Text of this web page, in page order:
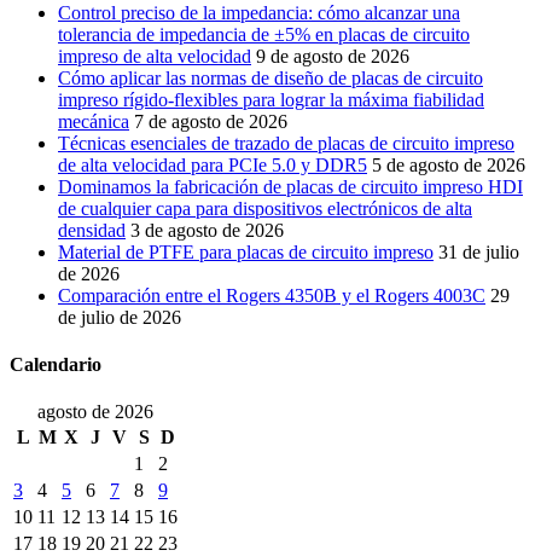
Control preciso de la impedancia: cómo alcanzar una
tolerancia de impedancia de ±5% en placas de circuito
impreso de alta velocidad 9 de agosto de 2026
Cómo aplicar las normas de diseño de placas de circuito
impreso rígido-flexibles para lograr la máxima fiabilidad
mecánica 7 de agosto de 2026
Técnicas esenciales de trazado de placas de circuito impreso
de alta velocidad para PCIe 5.0 y DDR5 5 de agosto de 2026
Dominamos la fabricación de placas de circuito impreso HDI
de cualquier capa para dispositivos electrónicos de alta
densidad 3 de agosto de 2026
Material de PTFE para placas de circuito impreso 31 de julio
de 2026
Comparación entre el Rogers 4350B y el Rogers 4003C 29
de julio de 2026
Calendario
agosto de 2026
L M X J V S D
1
2
3
4 5 6 7 8
9
10 11 12 13 14 15 16
17 18 19 20 21 22 23